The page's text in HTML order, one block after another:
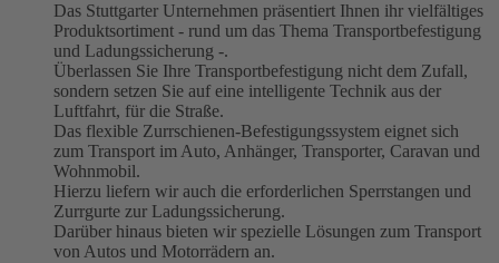
Das Stuttgarter Unternehmen präsentiert Ihnen ihr vielfältiges
Produktsortiment - rund um das Thema Transportbefestigung
und Ladungssicherung -.
Überlassen Sie Ihre Transportbefestigung nicht dem Zufall,
sondern setzen Sie auf eine intelligente Technik aus der
Luftfahrt, für die Straße.
Das flexible Zurrschienen-Befestigungssystem eignet sich
zum Transport im Auto, Anhänger, Transporter, Caravan und
Wohnmobil.
Hierzu liefern wir auch die erforderlichen Sperrstangen und
Zurrgurte zur Ladungssicherung.
Darüber hinaus bieten wir spezielle Lösungen zum Transport
von Autos und Motorrädern an.